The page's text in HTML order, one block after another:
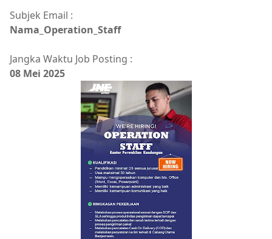
Subjek Email :
Nama_Operation_Staff
Jangka Waktu Job Posting :
08 Mei 2025